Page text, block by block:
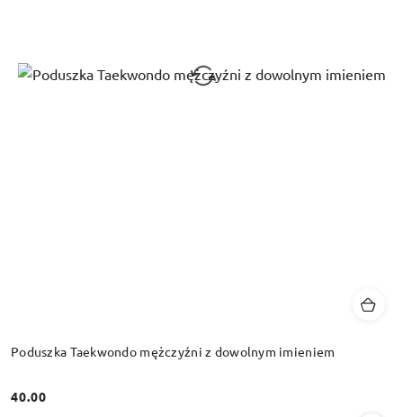
Poduszka Taekwondo mężczyźni z dowolnym imieniem
Cena:
40.00